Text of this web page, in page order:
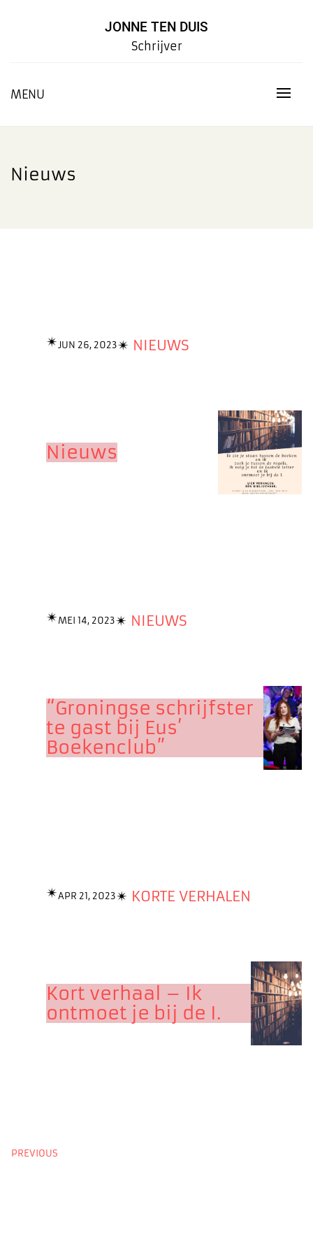
JONNE TEN DUIS
Schrijver
MENU
Nieuws
✴︎JUN 26, 2023✴︎ NIEUWS
Nieuws
✴︎MEI 14, 2023✴︎ NIEUWS
“Groningse schrijfster
te gast bij Eus’
Boekenclub”
✴︎APR 21, 2023✴︎ KORTE VERHALEN
Kort verhaal – Ik
ontmoet je bij de I.
PREVIOUS